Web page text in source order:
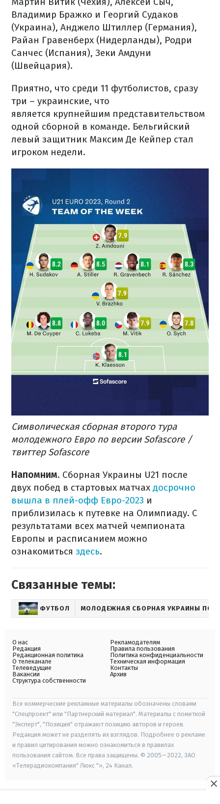
Владимир Бражко и Георгий Судаков
(Украина), Анджело Штиллер (Германия),
Райан Гравенберх (Нидерланды), Родри
Санчес (Испания), Зеки Амдуни
(Швейцария).
Приятно, что среди 11 футболистов, сразу
три – украинские, что
является крупнейшим представительством
одной сборной в команде. Бельгийский
левый защитник Максим Де Кейпер стал
игроком недели.
Символическая сборная второго тура
молодежного Евро по версии Sofascore /
твиттер Sofascore
Напомним. Сборная Украины U21 после
двух побед в стартовых матчах досрочно
вышла в плей-офф Евро-2023 и
приблизилась к путевке на Олимпиаду. С
результатами всех матчей чемпионата
Европы и расписанием можно
ознакомиться здесь.
Связанные темы:
ФУТБОЛ МОЛОДЕЖНАЯ СБОРНАЯ УКРАИНЫ ПО
О нас
Редакция
Редакционная политика
О телеканале
Телеведущие
Вакансии
Структура собственности
Рекламодателям
Правила пользования
Политика конфиденциальности
Техническая информация
Контакты
Архив
Все коммерческие рекламные материалы обозначены словами
"Спецпроект" или "Партнерский материал". Материалы с пометкой
"Эксперт", "Позиция" отражают позицию авторов и героев.
Редакция может не разделять их взглядов. Подробнее о рекламе
и правил цитирования можно ознакомиться в правилах
пользования сайтом. Все права защищены. © 2005—2022, ЗАО
«Телерадиокомпания" Люкс "», 24 Канал.